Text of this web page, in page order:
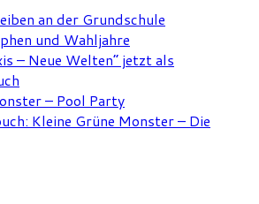
an der Grundschule
und Wahljahre
– Neue Welten” jetzt als
– Pool Party
Kleine Grüne Monster – Die